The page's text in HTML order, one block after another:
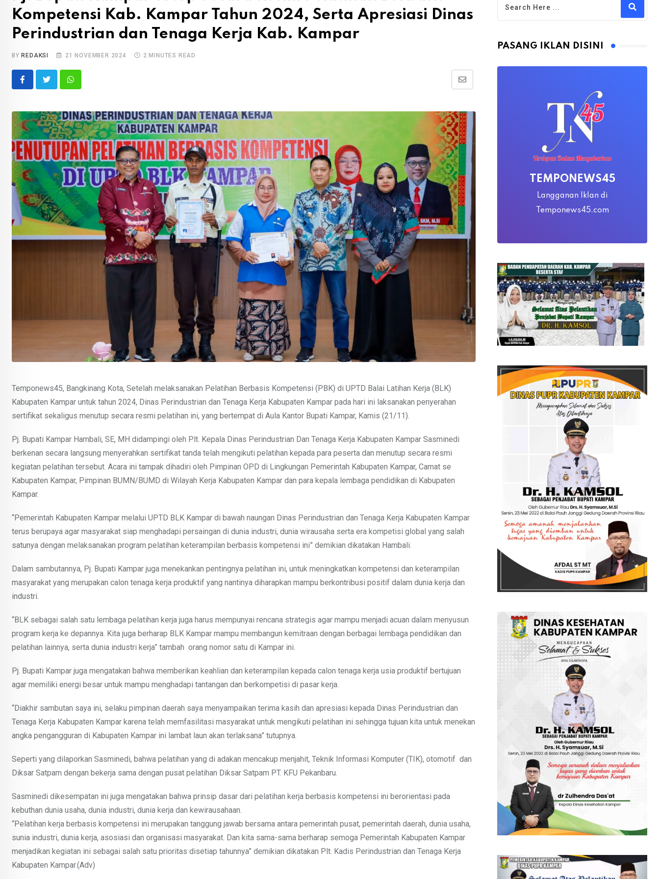
Kompetensi Kab. Kampar Tahun 2024, Serta Apresiasi Dinas
Perindustrian dan Tenaga Kerja Kab. Kampar
BY REDAKSI 21 NOVEMBER 2024 2 MINUTES READ
Whatsapp
Share
Email
Temponews45, Bangkinang Kota, Setelah melaksanakan Pelatihan Berbasis Kompetensi (PBK) di UPTD Balai Latihan Kerja (BLK)
Kabupaten Kampar untuk tahun 2024, Dinas Perindustrian dan Tenaga Kerja Kabupaten Kampar pada hari ini laksanakan penyerahan
sertifikat sekaligus menutup secara resmi pelatihan ini, yang bertempat di Aula Kantor Bupati Kampar, Kamis (21/11).
Pj. Bupati Kampar Hambali, SE, MH didampingi oleh Plt. Kepala Dinas Perindustrian Dan Tenaga Kerja Kabupaten Kampar Sasminedi
berkenan secara langsung menyerahkan sertifikat tanda telah mengikuti pelatihan kepada para peserta dan menutup secara resmi
kegiatan pelatihan tersebut. Acara ini tampak dihadiri oleh Pimpinan OPD di Lingkungan Pemerintah Kabupaten Kampar, Camat se
Kabupaten Kampar, Pimpinan BUMN/BUMD di Wilayah Kerja Kabupaten Kampar dan para kepala lembaga pendidikan di Kabupaten
Kampar.
“Pemerintah Kabupaten Kampar melalui UPTD BLK Kampar di bawah naungan Dinas Perindustrian dan Tenaga Kerja Kabupaten Kampar
terus berupaya agar masyarakat siap menghadapi persaingan di dunia industri, dunia wirausaha serta era kompetisi global yang salah
satunya dengan melaksanakan program pelatihan keterampilan berbasis kompetensi ini” demikian dikatakan Hambali.
Dalam sambutannya, Pj. Bupati Kampar juga menekankan pentingnya pelatihan ini, untuk meningkatkan kompetensi dan keterampilan
masyarakat yang merupakan calon tenaga kerja produktif yang nantinya diharapkan mampu berkontribusi positif dalam dunia kerja dan
industri.
“BLK sebagai salah satu lembaga pelatihan kerja juga harus mempunyai rencana strategis agar mampu menjadi acuan dalam menyusun
program kerja ke depannya. Kita juga berharap BLK Kampar mampu membangun kemitraan dengan berbagai lembaga pendidikan dan
pelatihan lainnya, serta dunia industri kerja” tambah orang nomor satu di Kampar ini.
Pj. Bupati Kampar juga mengatakan bahwa memberikan keahlian dan keterampilan kepada calon tenaga kerja usia produktif bertujuan
agar memiliki energi besar untuk mampu menghadapi tantangan dan berkompetisi di pasar kerja.
“Diakhir sambutan saya ini, selaku pimpinan daerah saya menyampaikan terima kasih dan apresiasi kepada Dinas Perindustrian dan
Tenaga Kerja Kabupaten Kampar karena telah memfasilitasi masyarakat untuk mengikuti pelatihan ini sehingga tujuan kita untuk menekan
angka pengangguran di Kabupaten Kampar ini lambat laun akan terlaksana” tutupnya.
Seperti yang dilaporkan Sasminedi, bahwa pelatihan yang di adakan mencakup menjahit, Teknik Informasi Komputer (TIK), otomotif dan
Diksar Satpam dengan bekerja sama dengan pusat pelatihan Diksar Satpam PT. KFU Pekanbaru.
Sasminedi dikesempatan ini juga mengatakan bahwa prinsip dasar dari pelatihan kerja berbasis kompetensi ini berorientasi pada
kebuthan dunia usaha, dunia industri, dunia kerja dan kewirausahaan.
“Pelatihan kerja berbasis kompetensi ini merupakan tanggung jawab bersama antara pemerintah pusat, pemerintah daerah, dunia usaha,
sunia industri, dunia kerja, asosiasi dan organisasi masyarakat. Dan kita sama-sama berharap semoga Pemerintah Kabupaten Kampar
menjadikan kegiatan ini sebagai salah satu prioritas disetiap tahunnya” demikian dikatakan Plt. Kadis Perindustrian dan Tenaga Kerja
Kabupaten Kampar.(Adv)
PASANG IKLAN DISINI
TEMPONEWS45
Langganan Iklan di
Temponews45.com